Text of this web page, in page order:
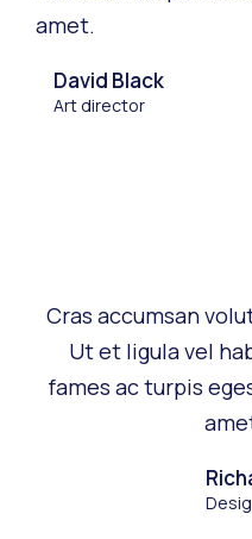
amet.
David Black
Art director
Cras accumsan
Ut et ligula vel
fames ac turpis